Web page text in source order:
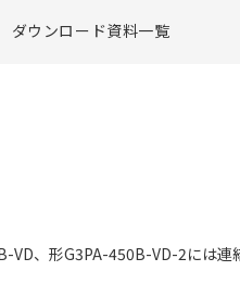
ダウンロード資料一覧
、形G3PA-450B-VD-2には連